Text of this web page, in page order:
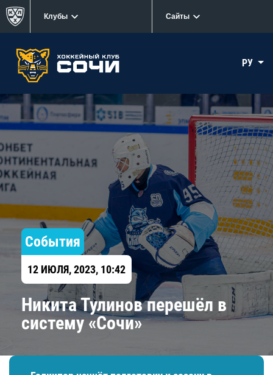
Клубы Сайты
РУ
События
12 ИЮЛЯ, 2023, 10:42
Никита Тулинов перешёл в
систему «Сочи»